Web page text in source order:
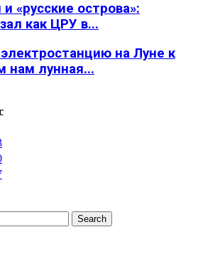
«русские острова»:
как ЦРУ в...
на Луне к
нам лунная...
Search